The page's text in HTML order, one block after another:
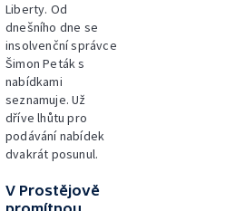
Liberty. Od
dnešního dne se
insolvenční správce
Šimon Peták s
nabídkami
seznamuje. Už
dříve lhůtu pro
podávání nabídek
dvakrát posunul.
V Prostějově